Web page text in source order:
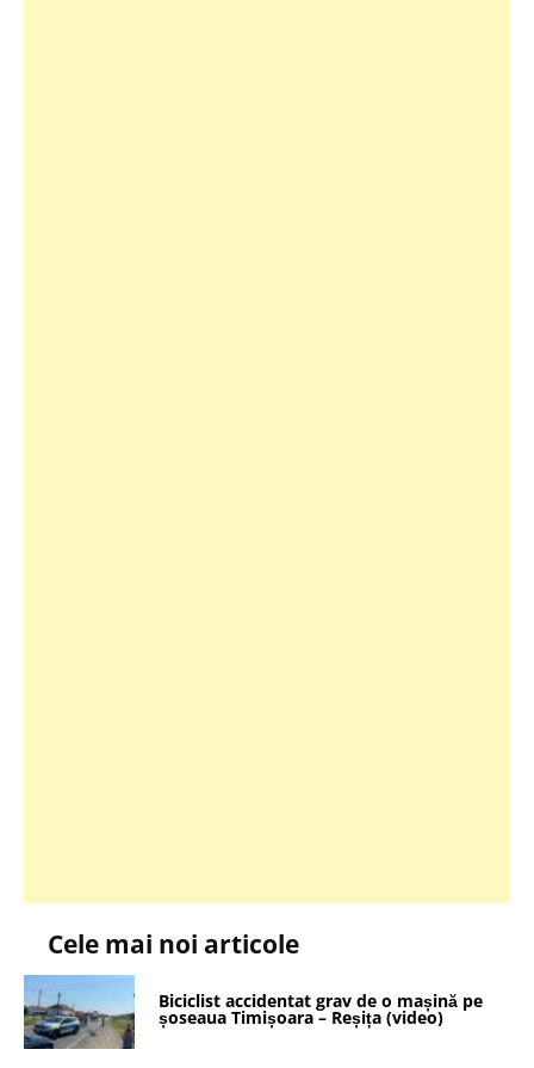
Cele mai noi articole
Biciclist accidentat grav de o mașină pe
șoseaua Timișoara – Reșița (video)